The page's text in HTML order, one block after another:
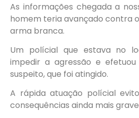
As informações chegada a
homem teria avançado contra
arma branca.
Um polícial que estava no
impedir a agressão e
suspeito, que foi atingido.
A rápida atuação polícial
consequências ainda mais